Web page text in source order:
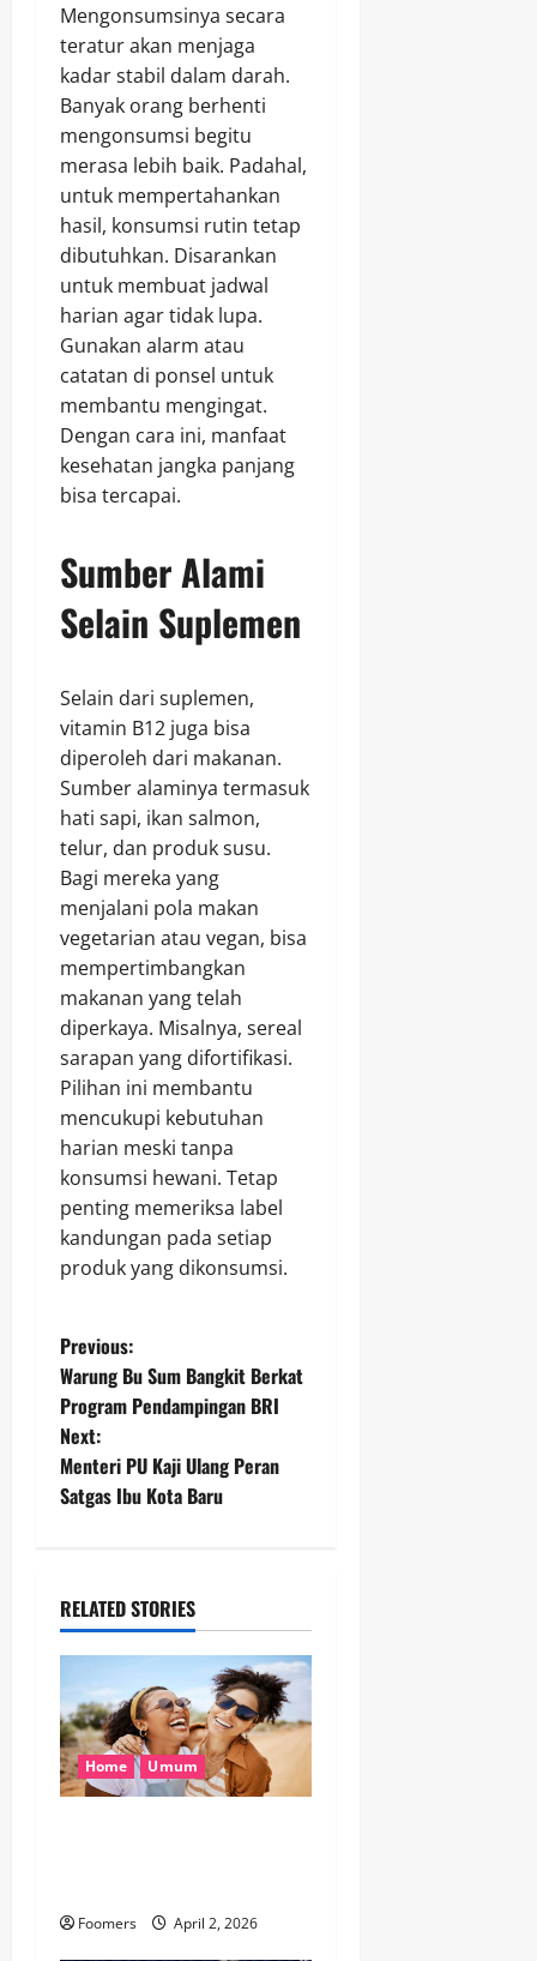
Mengonsumsinya secara
teratur akan menjaga
kadar stabil dalam darah.
Banyak orang berhenti
mengonsumsi begitu
merasa lebih baik. Padahal,
untuk mempertahankan
hasil, konsumsi rutin tetap
dibutuhkan. Disarankan
untuk membuat jadwal
harian agar tidak lupa.
Gunakan alarm atau
catatan di ponsel untuk
membantu mengingat.
Dengan cara ini, manfaat
kesehatan jangka panjang
bisa tercapai.
Sumber Alami
Selain Suplemen
Selain dari suplemen,
vitamin B12 juga bisa
diperoleh dari makanan.
Sumber alaminya termasuk
hati sapi, ikan salmon,
telur, dan produk susu.
Bagi mereka yang
menjalani pola makan
vegetarian atau vegan, bisa
mempertimbangkan
makanan yang telah
diperkaya. Misalnya, sereal
sarapan yang difortifikasi.
Pilihan ini membantu
mencukupi kebutuhan
harian meski tanpa
konsumsi hewani. Tetap
penting memeriksa label
kandungan pada setiap
produk yang dikonsumsi.
P
o
s
t
a
v
i
g
a
i
Previous:
Warung Bu Sum Bangkit Berkat
Program Pendampingan BRI
Next:
Menteri PU Kaji Ulang Peran
Satgas Ibu Kota Baru
RELATED STORIES
Home Umum
Foomers April 2, 2026